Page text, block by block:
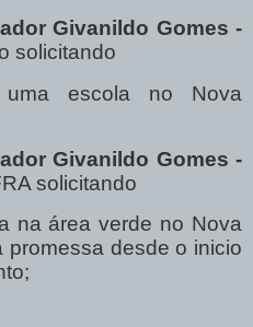
Givanildo Gomes -
solicitando
escola no Nova
Givanildo Gomes -
solicitando
na área verde no Nova
promessa desde o inicio